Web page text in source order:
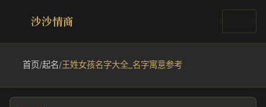
沙沙情商
首页/起名/王姓女孩名字大全_名字寓意参考